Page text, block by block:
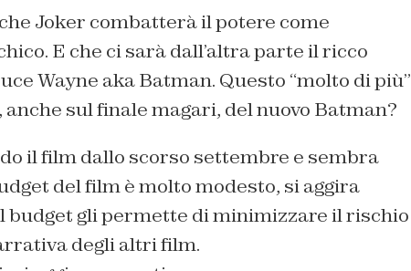
Joker combatterà il potere come
E che ci sarà dall’altra parte il ricco
Wayne aka Batman. Questo “molto di più”
sul finale magari, del nuovo Batman?
il film dallo scorso settembre e sembra
del film è molto modesto, si aggira
gli permette di minimizzare il rischio
degli altri film.